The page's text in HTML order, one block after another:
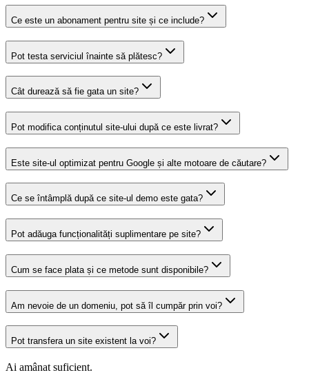
Ce este un abonament pentru site și ce include?
Pot testa serviciul înainte să plătesc?
Cât durează să fie gata un site?
Pot modifica conținutul site-ului după ce este livrat?
Este site-ul optimizat pentru Google și alte motoare de căutare?
Ce se întâmplă după ce site-ul demo este gata?
Pot adăuga funcționalități suplimentare pe site?
Cum se face plata și ce metode sunt disponibile?
Am nevoie de un domeniu, pot să îl cumpăr prin voi?
Pot transfera un site existent la voi?
Ai amânat suficient.